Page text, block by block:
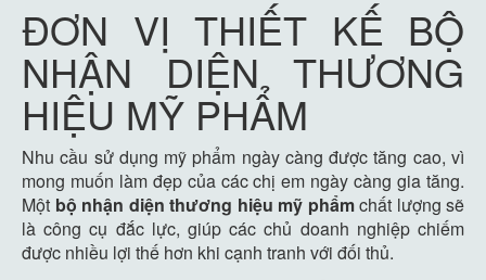
ĐƠN VỊ THIẾT KẾ BỘ
NHẬN DIỆN THƯƠNG
HIỆU MỸ PHẨM
Nhu cầu sử dụng mỹ phẩm ngày càng được tăng cao, vì
mong muốn làm đẹp của các chị em ngày càng gia tăng.
Một bộ nhận diện thương hiệu mỹ phẩmchất lượng sẽ
là công cụ đắc lực, giúp các chủ doanh nghiệp chiếm
được nhiều lợi thế hơn khi cạnh tranh với đối thủ.